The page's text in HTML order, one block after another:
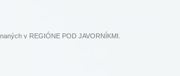
v REGIÓNE POD JAVORNÍKMI.